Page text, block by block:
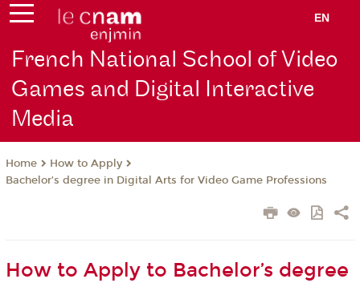
EN
French National School of Video
Games and Digital Interactive
Media
Home
How to Apply
Bachelor’s degree in Digital Arts for Video Game Professions
How to Apply to Bachelor’s degree